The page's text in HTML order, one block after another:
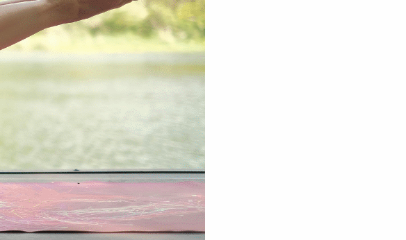
Nutritionniste
Ostéopathe
Fitness Kids
Danse Kids
Boxe Kids
1ère séance offerte
Découvrez nos installations et rencontrez
nos coachs diplômés d'état. Sans
engagement.